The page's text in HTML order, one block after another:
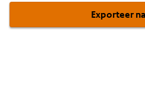
Exporteer